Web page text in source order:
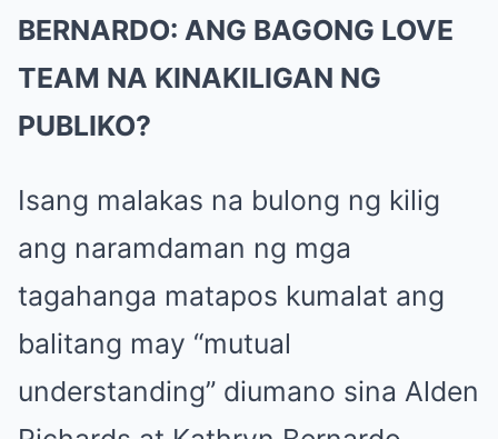
BERNARDO: ANG BAGONG LOVE
TEAM NA KINAKILIGAN NG
PUBLIKO?
Isang malakas na bulong ng kilig
ang naramdaman ng mga
tagahanga matapos kumalat ang
balitang may “mutual
understanding” diumano sina Alden